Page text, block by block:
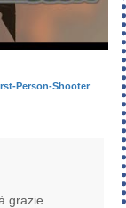
Person-Shooter
grazie